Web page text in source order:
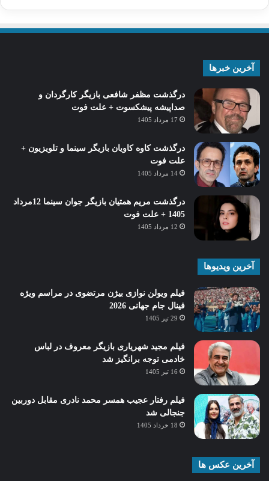
آخرین خبرها
درگذشت مظفر شافعی بازیگر کارگردان و
صداپیشه پیشکسوت + علت فوت
17 مرداد 1405
درگذشت کاوه کاویان بازیگر سینما و تلویزیون +
علت فوت
14 مرداد 1405
درگذشت مریم همتیان بازیگر جوان سینما 12مرداد
1405 + علت فوت
12 مرداد 1405
آخرین ویدیوها
فیلم ویولن نوازی بیژن مرتضوی در مراسم ویژه
فینال جام جهانی 2026
29 تیر 1405
فیلم مجید شهریاری بازیگر معروف در لباس
خادمی توجه برانگیز شد
16 تیر 1405
فیلم رفتار عجیب همسر محمد نادری مقابل دوربین
جنجالی شد
18 خرداد 1405
آخرین عکس ها